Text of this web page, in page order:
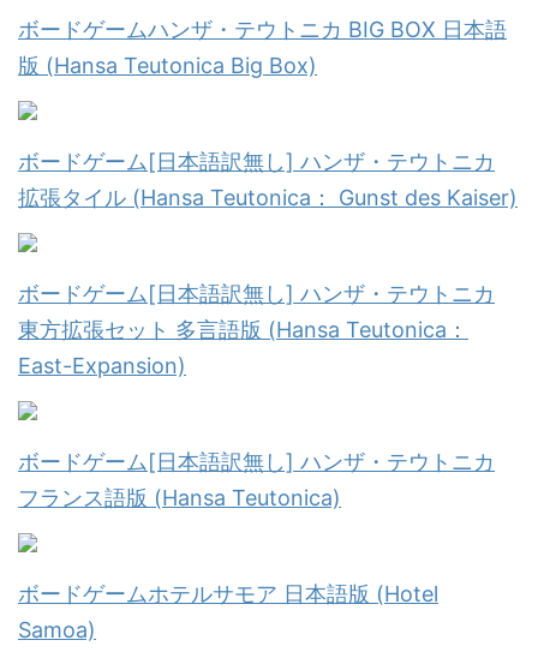
ボードゲームハンザ・テウトニカ BIG BOX 日本語
版 (Hansa Teutonica Big Box)
ボードゲーム[日本語訳無し] ハンザ・テウトニカ
拡張タイル (Hansa Teutonica： Gunst des Kaiser)
ボードゲーム[日本語訳無し] ハンザ・テウトニカ
東方拡張セット 多言語版 (Hansa Teutonica：
East-Expansion)
ボードゲーム[日本語訳無し] ハンザ・テウトニカ
フランス語版 (Hansa Teutonica)
ボードゲームホテルサモア 日本語版 (Hotel
Samoa)